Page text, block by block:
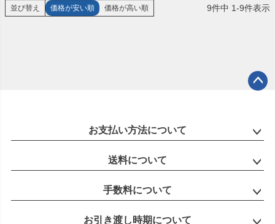
並び替え 価格が安い順 価格が高い順 9件中 1-9件表示
へ
お支払い方法について
送料について
手数料について
お引き渡し時期について